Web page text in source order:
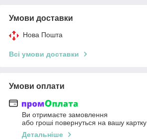
Умови доставки
Нова Пошта
Всі умови доставки
Умови оплати
Ви отримаєте замовлення
або гроші повернуться на вашу картку
Детальніше